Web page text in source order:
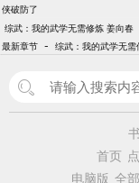
侠破防了
综武：我的武学无需修炼 姜向春
最新章节 - 综武：我的武学无
首页
电脑版 全